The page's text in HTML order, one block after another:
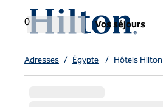
Aller directement au contenu
0
Vos séjours
Adresses / Égypte / Hôtels Hilton